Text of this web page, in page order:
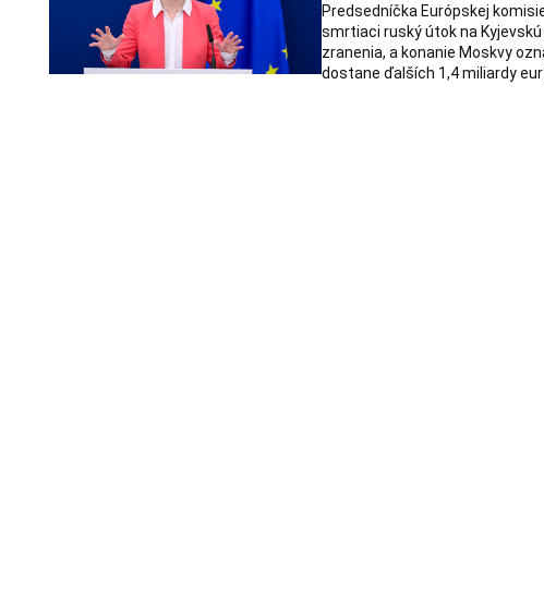
Predsedníčka Európskej
smrtiaci ruský útok na
zranenia, a konanie Moskvy
dostane ďalších 1,4 miliardy eur